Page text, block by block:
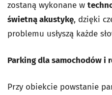
zostaną wykonane w
świetną akustykę, dzięki
problemu usłyszą każde
Parking dla samochodów i
Przy obiekcie powstanie